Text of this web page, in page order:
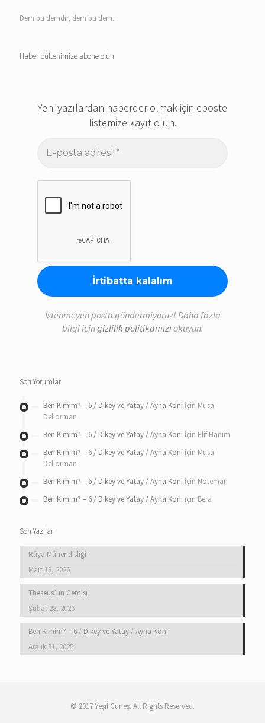
Dem bu demdir, dem bu dem...
Haber bültenimize abone olun
Yeni yazılardan haberder olmak için eposte
listemize kayıt olun.
posta
İstenmeyen posta göndermiyoruz! Daha fazla
bilgi içingizlilik politikamızıokuyun.
Son Yorumlar
Ben Kimim? – 6 / Dikey ve Yatay / Ayna Koni için Musa
Deliorman
Ben Kimim? – 6 / Dikey ve Yatay / Ayna Koni için Elif Hanım
Ben Kimim? – 6 / Dikey ve Yatay / Ayna Koni için Musa
Deliorman
Ben Kimim? – 6 / Dikey ve Yatay / Ayna Koni için Noteman
Ben Kimim? – 6 / Dikey ve Yatay / Ayna Koni için Bera
Son Yazılar
Rüya Mühendisliği
Mart 18, 2026
Theseus’un Gemisi
Şubat 28, 2026
Ben Kimim? – 6 / Dikey ve Yatay / Ayna Koni
Aralık 31, 2025
© 2017 Yeşil Güneş. All Rights Reserved.